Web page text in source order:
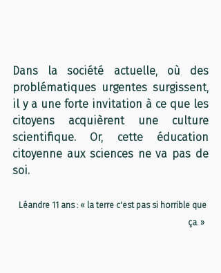
Dans la société actuelle, où des
problématiques urgentes surgissent,
il y a une forte invitation à ce que les
citoyens acquièrent une culture
scientifique. Or, cette éducation
citoyenne aux sciences ne va pas de
soi.
Léandre 11 ans : « la terre c'est pas si horrible que
ça. »